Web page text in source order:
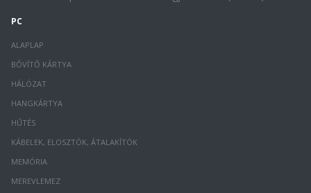
PC
ALAPLAP
BŐVÍTŐ KÁRTYA
HÁLÓZAT
HANGKÁRTYA
HŰTÉS
KÁBELEK, ELOSZTÓK, ÁTALAKÍTÓK
MEMÓRIA
MEREVLEMEZ